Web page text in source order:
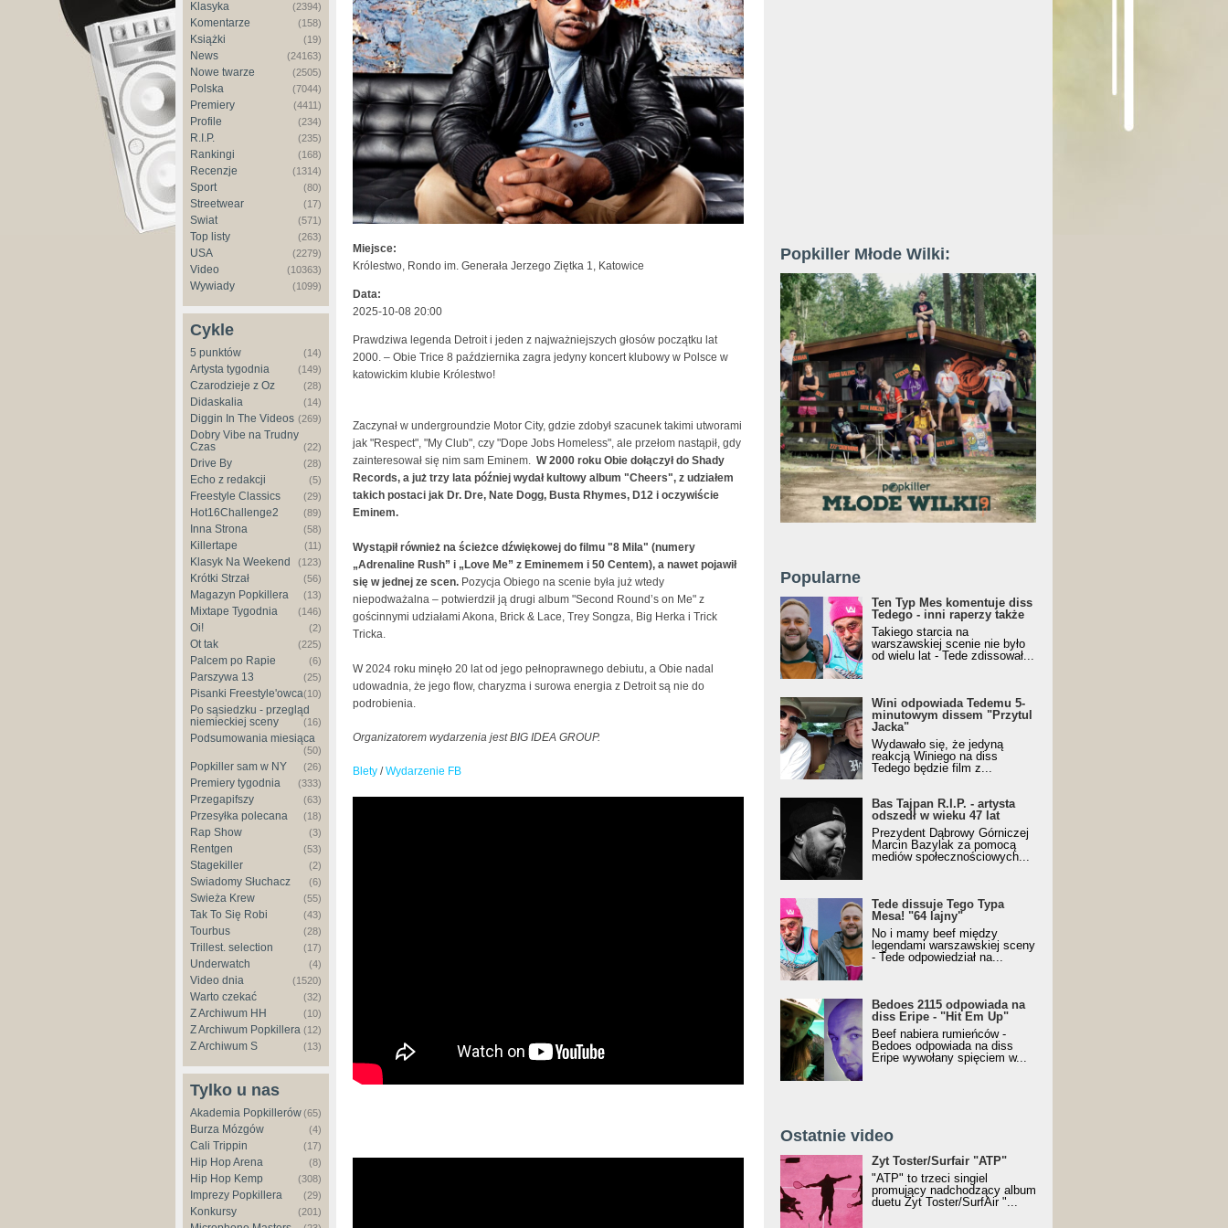
Klasyka (2394)
Komentarze (158)
Książki (19)
News (24163)
Nowe twarze (2505)
Polska (7044)
Premiery (4411)
Profile (234)
R.I.P. (235)
Rankingi (168)
Recenzje (1314)
Sport (80)
Streetwear (17)
Świat (571)
Top listy (263)
USA (2279)
Video (10363)
Wywiady (1099)
Cykle
5 punktów (14)
Artysta tygodnia (149)
Czarodzieje z Oz (28)
Didaskalia (14)
Diggin In The Videos (269)
Dobry Vibe na Trudny
Czas
(22)
Drive By (28)
Echo z redakcji (5)
Freestyle Classics (29)
Hot16Challenge2 (89)
Inna Strona (58)
Killertape (11)
Klasyk Na Weekend (123)
Krótki Strzał (56)
Magazyn Popkillera (13)
Mixtape Tygodnia (146)
Oi! (2)
Ot tak (225)
Palcem po Rapie (6)
Parszywa 13 (25)
Pisanki Freestyle'owca(10)
Po sąsiedzku - przegląd
niemieckiej sceny
(16)
Podsumowania miesiąca
(50)
Popkiller sam w NY (26)
Premiery tygodnia (333)
Przegapifszy (63)
Przesyłka polecana (18)
Rap Show (3)
Rentgen (53)
Stagekiller (2)
Świadomy Słuchacz (6)
Świeża Krew (55)
Tak To Się Robi (43)
Tourbus (28)
Trillest. selection (17)
Underwatch (4)
Video dnia (1520)
Warto czekać (32)
Z Archiwum HH (10)
Z Archiwum Popkillera (12)
Z Archiwum S (13)
Tylko u nas
Akademia Popkillerów(65)
Burza Mózgów (4)
Cali Trippin (17)
Hip Hop Arena (8)
Hip Hop Kemp (308)
Imprezy Popkillera (29)
Konkursy (201)
Miejsce:
Królestwo, Rondo im. Generała Jerzego Ziętka 1, Katowice
Data:
2025-10-08 20:00
Prawdziwa legenda Detroit i jeden z najważniejszych głosów początku lat
2000. – Obie Trice 8 października zagra jedyny koncert klubowy w Polsce w
katowickim klubie Królestwo!
Zaczynał w undergroundzie Motor City, gdzie zdobył szacunek takimi utworami
jak "Respect", "My Club", czy "Dope Jobs Homeless", ale przełom nastąpił, gdy
zainteresował się nim sam Eminem. W 2000 roku Obie dołączył do Shady
Records, a już trzy lata później wydał kultowy album "Cheers", z udziałem
takich postaci jak Dr. Dre, Nate Dogg, Busta Rhymes, D12 i oczywiście
Eminem.
Wystąpił również na ścieżce dźwiękowej do filmu "8 Mila" (numery
„Adrenaline Rush” i „Love Me” z Eminemem i 50 Centem), a nawet pojawił
się w jednej ze scen. Pozycja Obiego na scenie była już wtedy
niepodważalna – potwierdził ją drugi album "Second Round’s on Me" z
gościnnymi udziałami Akona, Brick & Lace, Trey Songza, Big Herka i Trick
Tricka.
W 2024 roku minęło 20 lat od jego pełnoprawnego debiutu, a Obie nadal
udowadnia, że jego flow, charyzma i surowa energia z Detroit są nie do
podrobienia.
Organizatorem wydarzenia jest BIG IDEA GROUP.
Blety /Wydarzenie FB
Popkiller Młode Wilki:
Popularne
Ten Typ Mes komentuje diss
Tedego - inni raperzy także
Takiego starcia na
warszawskiej scenie nie było
od wielu lat - Tede zdissował...
Wini odpowiada Tedemu 5-
minutowym dissem "Przytul
Jacka"
Wydawało się, że jedyną
reakcją Winiego na diss
Tedego będzie film z...
Bas Tajpan R.I.P. - artysta
odszedł w wieku 47 lat
Prezydent Dąbrowy Górniczej
Marcin Bazylak za pomocą
mediów społecznościowych...
Tede dissuje Tego Typa
Mesa! "64 lajny"
No i mamy beef między
legendami warszawskiej sceny
- Tede odpowiedział na...
Bedoes 2115 odpowiada na
diss Eripe - "Hit Em Up"
Beef nabiera rumieńców -
Bedoes odpowiada na diss
Eripe wywołany spięciem w...
Ostatnie video
Żyt Toster/SurfAir - ATP VIDEO
Żyt Toster/Surfair "ATP"
"ATP" to trzeci singiel
promujący nadchodzący album
duetu Żyt Toster/SurfAir "...